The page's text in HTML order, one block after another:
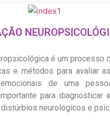
é um processo
e métodos para avaliar
de uma
para diagnosticar
neurológicos e